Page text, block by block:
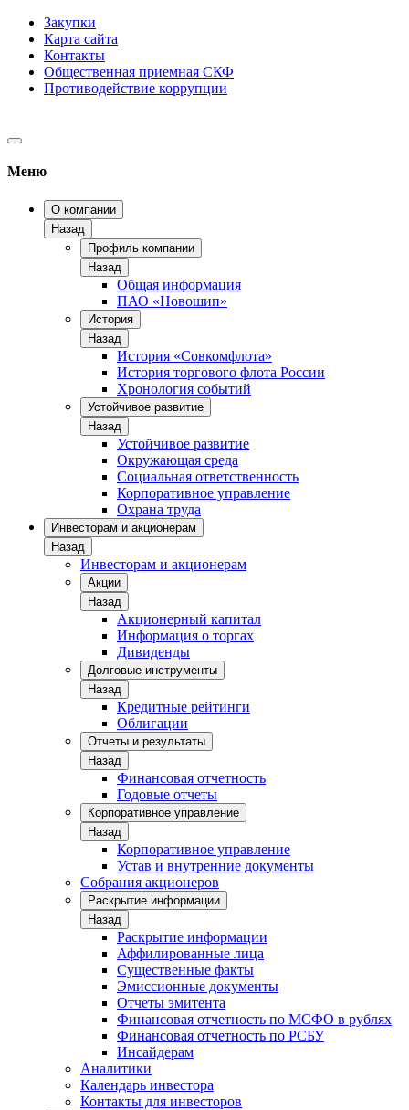
Закупки
Карта сайта
Контакты
Общественная приемная СКФ
Противодействие коррупции
Меню
О компании
Назад
Профиль компании
Назад
Общая информация
ПАО «Новошип»
История
Назад
История «Совкомфлота»
История торгового флота России
Хронология событий
Устойчивое развитие
Назад
Устойчивое развитие
Окружающая среда
Социальная ответственность
Корпоративное управление
Охрана труда
Инвесторам и акционерам
Назад
Инвесторам и акционерам
Акции
Назад
Акционерный капитал
Информация о торгах
Дивиденды
Долговые инструменты
Назад
Кредитные рейтинги
Облигации
Отчеты и результаты
Назад
Финансовая отчетность
Годовые отчеты
Корпоративное управление
Назад
Корпоративное управление
Устав и внутренние документы
Собрания акционеров
Раскрытие информации
Назад
Раскрытие информации
Аффилированные лица
Существенные факты
Эмиссионные документы
Отчеты эмитента
Финансовая отчетность по МСФО в рублях
Финансовая отчетность по РСБУ
Инсайдерам
Аналитики
Календарь инвестора
Контакты для инвесторов